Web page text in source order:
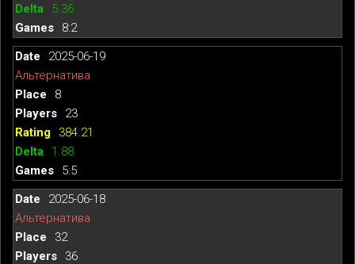
5.36
8:2
2025-06-19
Альтернатива
8
23
384.21
1.88
5:5
2025-06-18
Альтернатива
32
36